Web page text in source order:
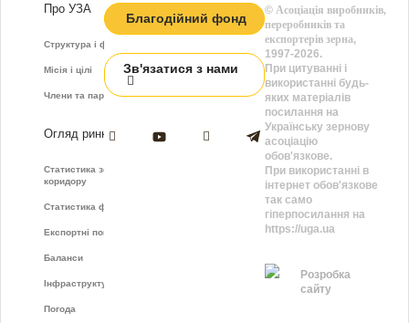
Про УЗА
Структура і функції
Місія і цілі
Члени та партнери
Огляд ринку
Статистика зернового
коридору
Статистика фрахту
Експортні показники
Баланси
Інфраструктура
Погода
Благодійний фонд
Зв'язатися з нами
©Асоціація виробників,
переробників та
експортерів зерна,
1997-2026.
При цитуванні і
використанні будь-
яких матеріалів
посилання на
Українську зернову
асоціацію
обов'язкове.
При використанні в
інтернет обов'язкове
так само
гіперпосилання на
https://uga.ua
Розробка
сайту